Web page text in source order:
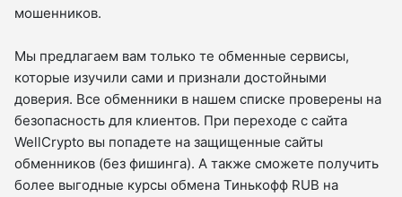
мошенников.
Мы предлагаем вам только те обменные сервисы,
которые изучили сами и признали достойными
доверия. Все обменники в нашем списке проверены на
безопасность для клиентов. При переходе с сайта
WellCrypto вы попадете на защищенные сайты
обменников (без фишинга). А также сможете получить
более выгодные курсы обмена Тинькофф RUB на